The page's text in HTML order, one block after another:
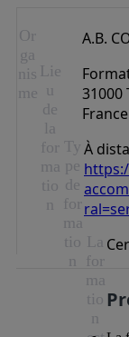
Or
ga
nis
me
A.B.
Lie
u
de
la
for
ma
tio
n
31000
France
Ty
pe
de
for
ma
tio
n
À
La
for
ma
tio
n